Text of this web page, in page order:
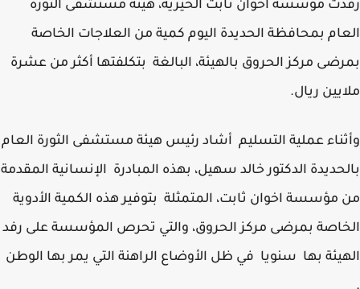
مؤسسة أخوان ثابت الخيرية، هيئة مستشفى الثورة
بمحافظة الحديدة اليوم كمية من العلاجات الخاصة
مركز الحروق بالهيئة، البالغة بتكلفتها أكثر من عشرة
ريال.
عملية التسليم أشاد رئيس هيئة مستشفى الثورة العام
الدكتور خالد سهيل، بهذه المبادرة الإنسانية المقدمة
مؤسسة اخوان ثابت، المتمثلة بتوفير هذه الكمية الأدوية
بمرضى مركز الحروق، والتي تحرص المؤسسة على رفد
بها سنويا في ظل الأوضاع الراهنة التي يمر بها الوطن